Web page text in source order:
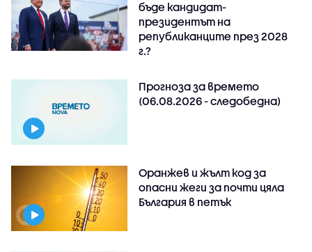
бъде кандидат-
президентът на
републиканците през 2028
г.?
Прогноза за времето
(06.08.2026 - следобедна)
Оранжев и жълт код за
опасни жеги за почти цяла
България в петък